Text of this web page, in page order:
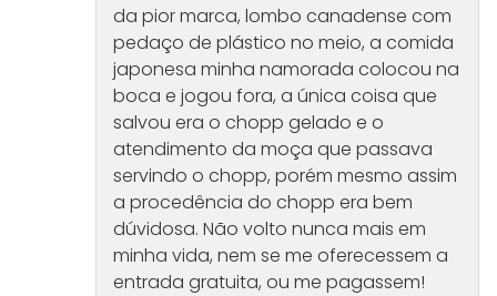
da pior marca, lombo canadense com
pedaço de plástico no meio, a comida
japonesa minha namorada colocou na
boca e jogou fora, a única coisa que
salvou era o chopp gelado e o
atendimento da moça que passava
servindo o chopp, porém mesmo assim
a procedência do chopp era bem
dúvidosa. Não volto nunca mais em
minha vida, nem se me oferecessem a
entrada gratuita, ou me pagassem!